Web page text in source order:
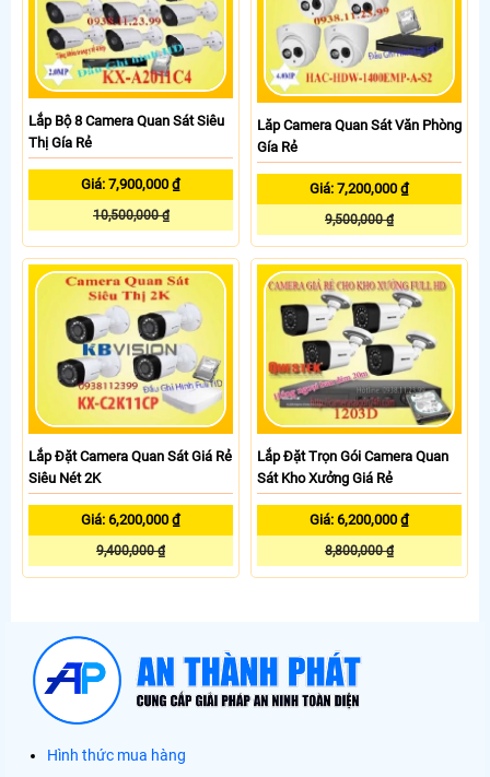
Lắp Bộ 8 Camera Quan Sát Siêu
Thị Gía Rẻ
Giá: 7,900,000 ₫
10,500,000 ₫
Lăp Camera Quan Sát Văn Phòng
Gía Rẻ
Giá: 7,200,000 ₫
9,500,000 ₫
Lắp Đặt Camera Quan Sát Giá Rẻ
Siêu Nét 2K
Giá: 6,200,000 ₫
9,400,000 ₫
Lắp Đặt Trọn Gói Camera Quan
Sát Kho Xưởng Giá Rẻ
Giá: 6,200,000 ₫
8,800,000 ₫
Hình thức mua hàng